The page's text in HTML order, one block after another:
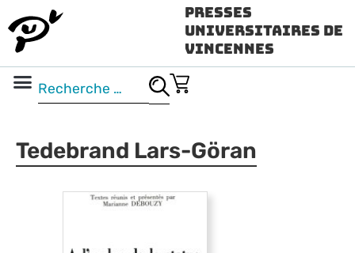
Presses
Universitaires de
Vincennes
Tedebrand Lars-Göran